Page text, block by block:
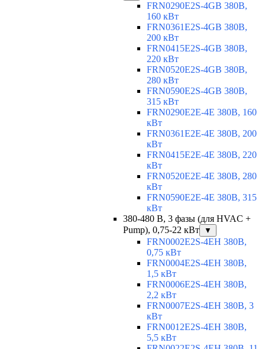
FRN0290E2S-4GB 380В,
160 кВт
FRN0361E2S-4GB 380В,
200 кВт
FRN0415E2S-4GB 380В,
220 кВт
FRN0520E2S-4GB 380В,
280 кВт
FRN0590E2S-4GB 380В,
315 кВт
FRN0290E2E-4E 380В, 160
кВт
FRN0361E2E-4E 380В, 200
кВт
FRN0415E2E-4E 380В, 220
кВт
FRN0520E2E-4E 380В, 280
кВт
FRN0590E2E-4E 380В, 315
кВт
380-480 В, 3 фазы (для HVAC +
Pump), 0,75-22 кВт
▼
FRN0002E2S-4EH 380В,
0,75 кВт
FRN0004E2S-4EH 380В,
1,5 кВт
FRN0006E2S-4EH 380В,
2,2 кВт
FRN0007E2S-4EH 380В, 3
кВт
FRN0012E2S-4EH 380В,
5,5 кВт